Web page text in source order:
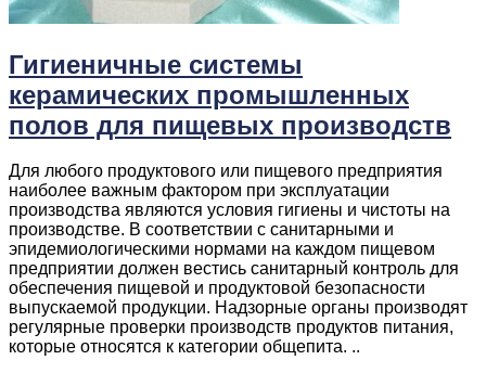
Гигиеничные системы
керамических промышленных
полов для пищевых производств
Для любого продуктового или пищевого предприятия
наиболее важным фактором при эксплуатации
производства являются условия гигиены и чистоты на
производстве. В соответствии с санитарными и
эпидемиологическими нормами на каждом пищевом
предприятии должен вестись санитарный контроль для
обеспечения пищевой и продуктовой безопасности
выпускаемой продукции. Надзорные органы производят
регулярные проверки производств продуктов питания,
которые относятся к категории общепита. ..